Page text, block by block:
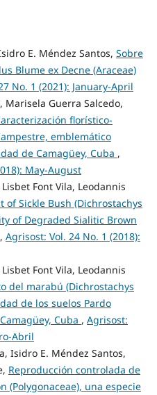
E. Méndez Santos, Sobre
Blume ex Decne (Araceae)
No. 1 (2021): January-April
Marisela Guerra Salcedo,
florístico-
emblemático
de Camagüey, Cuba ,
May-August
Font Vila, Leodannis
of Sickle Bush (Dichrostachys
of Degraded Sialitic Brown
, Agrisost: Vol. 24 No. 1 (2018):
Font Vila, Leodannis
del marabú (Dichrostachys
de los suelos Pardo
Cuba , Agrisost:
Abril
Isidro E. Méndez Santos,
Reproducción controlada de
(Polygonaceae), una especie